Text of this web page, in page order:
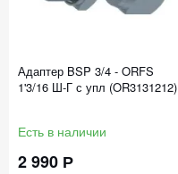
Адаптер BSP 3/4 - ORFS
1'3/16 Ш-Г с упл (OR3131212)
Есть в наличии
2 990 Р